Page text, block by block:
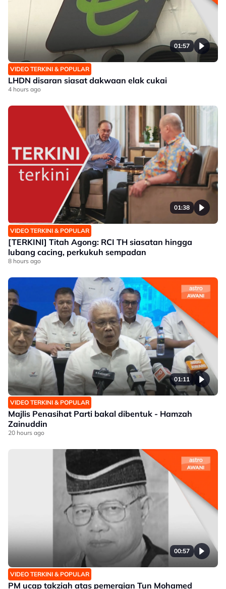
01:57
VIDEO TERKINI & POPULAR
LHDN disaran siasat dakwaan elak cukai
4 hours ago
01:38
VIDEO TERKINI & POPULAR
[TERKINI] Titah Agong: RCI TH siasatan hingga
lubang cacing, perkukuh sempadan
8 hours ago
01:11
VIDEO TERKINI & POPULAR
Majlis Penasihat Parti bakal dibentuk - Hamzah
Zainuddin
20 hours ago
00:57
VIDEO TERKINI & POPULAR
PM ucap takziah atas pemergian Tun Mohamed